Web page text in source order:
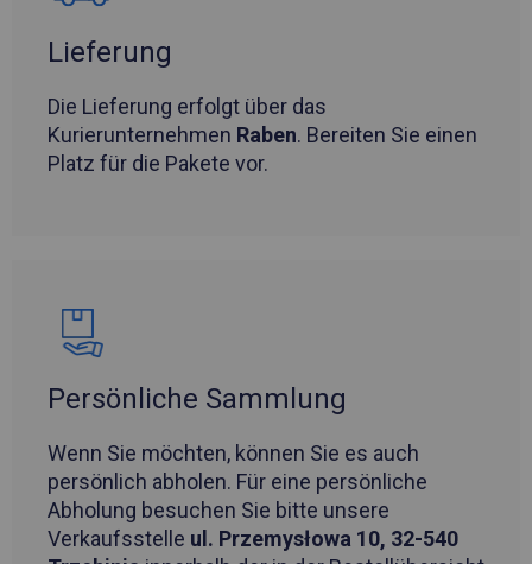
Lieferung
Die Lieferung erfolgt über das
Kurierunternehmen Raben. Bereiten Sie einen
Platz für die Pakete vor.
Persönliche Sammlung
Wenn Sie möchten, können Sie es auch
persönlich abholen. Für eine persönliche
Abholung besuchen Sie bitte unsere
Verkaufsstelle ul. Przemysłowa 10, 32-540